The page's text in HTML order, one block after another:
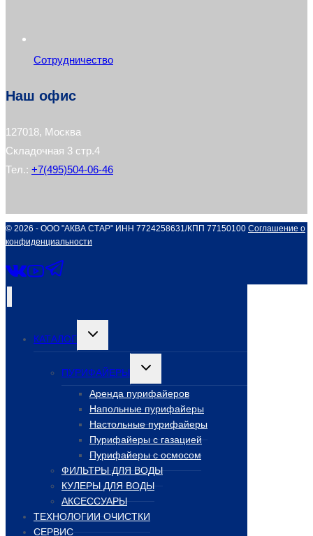
Сотрудничество
Наш офис
127018, Москва
Складочная 3 стр.4
Тел.: +7(495)504-06-46
© 2026 - ООО "АКВА СТАР" ИНН 7724258631/КПП 77150100 Соглашение о
конфиденциальности
КАТАЛОГ
Переключить
меню
ПУРИФАЙЕРЫ
Переключить
меню
Аренда пурифайеров
Напольные пурифайеры
Настольные пурифайеры
Пурифайеры с газацией
Пурифайеры с осмосом
ФИЛЬТРЫ ДЛЯ ВОДЫ
КУЛЕРЫ ДЛЯ ВОДЫ
АКСЕССУАРЫ
ТЕХНОЛОГИИ ОЧИСТКИ
СЕРВИС